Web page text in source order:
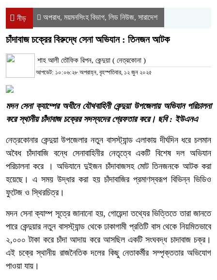
নীড় অপরাধ, ময়মনসিংহ বিভাগ, লিড নিউজ, সারাদেশ
চাঁদাবাজ চক্রের বিরুদ্ধে সেনা অভিযান : তিনজন আটক
শাহ আলী তৌফিক রিপন, কেন্দুয়া ( নেত্রকোনা )
আপডেট: ১০:০৬:২৮ অপরাহ্ন, বৃহস্পতিবার, ১২ জুন ২০২৫
মদন সেনা ক্যাম্পের অধীনে যৌথবাহিনী কেন্দুয়া উপজেলায় অভিযান পরিচালনা
করে স্থানীয় চাঁদাবাজ চক্রের সদস্যদের গ্রেফতার করে। ছবি : ইউএনএ
নেত্রকোনার কেন্দুয়া উপজেলার নতুন বাসস্ট্যান্ড এলাকায় দীর্ঘদিন ধরে চলমান
অবৈধ চাঁদাবাজি বন্ধে সেনাবাহিনীর নেতৃত্বে একটি বিশেষ দল অভিযান
পরিচালনা করে । অভিযানে দুইজন চাঁদাবাজসহ মোট তিনজনকে আটক করা
হয়েছে। এ সময় উদ্ধার করা হয় চাঁদাবাজির প্রমাণস্বরূপ বিভিন্ন ভিডিও
ফুটেজ ও স্থিরচিত্র।
মদন সেনা ক্যাম্প সূত্রে জানানো হয়, গোয়েন্দা তথ্যের ভিত্তিতে তারা জানতে
পারে কেন্দুয়ার নতুন বাসস্ট্যান্ড থেকে ঢাকাগামী প্রতিটি বাস থেকে নিয়মিতভাবে
২,০০০ টাকা করে চাঁদা আদায় করে আসছিল একটি সংঘবদ্ধ চাদাবাজ চক্র।
এই চক্রে স্থানীয় রাজনৈতিক দলের কিছু নেতাকর্মীর সম্পৃক্ততার অভিযোগ
পাওয়া যায়।